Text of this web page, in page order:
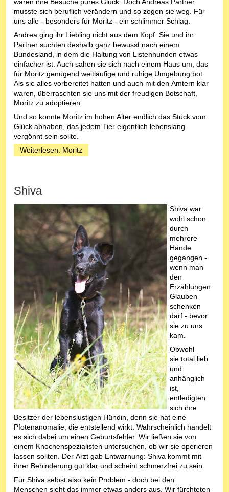
musste sich beruflich verändern und so zogen sie weg. Für
uns alle - besonders für Moritz - ein schlimmer Schlag.
Andrea ging ihr Liebling nicht aus dem Kopf. Sie und ihr
Partner suchten deshalb ganz bewusst nach einem
Bundesland, in dem die Haltung von Listenhunden etwas
einfacher ist. Auch sahen sie sich nach einem Haus um, das
für Moritz genügend weitläufige und ruhige Umgebung bot.
Als sie alles vorbereitet hatten und auch mit den Ämtern klar
waren, überraschten sie uns mit der freudigen Botschaft,
Moritz zu adoptieren.
Und so konnte Moritz im hohen Alter endlich das Stück vom
Glück abhaben, das jedem Tier eigentlich lebenslang
vergönnt sein sollte.
Weiterlesen: Moritz
Shiva
Shiva war
wohl schon
durch
mehrere
Hände
gegangen -
wenn man
den
Erzählungen
Glauben
schenken
darf - bevor
sie zu uns
kam.
Obwohl
sie total lieb
und
anhänglich
ist,
entledigten
sich ihre
Besitzer der lebenslustigen Hündin, denn sie hat eine
Pfotenanomalie, die entstellend wirkt. Wahrscheinlich handelt
es sich dabei um einen Geburtsfehler. Wir ließen sie von
einem Knochenspezialisten untersuchen, ob wir sie operieren
lassen sollten. Der Arzt gab Entwarnung: Shiva kommt mit
ihrer Behinderung gut klar und scheint schmerzfrei zu sein.
Für Shiva selbst also kein Problem - doch bei den
Menschen sieht das immer etwas anders aus. Wir fürchteten